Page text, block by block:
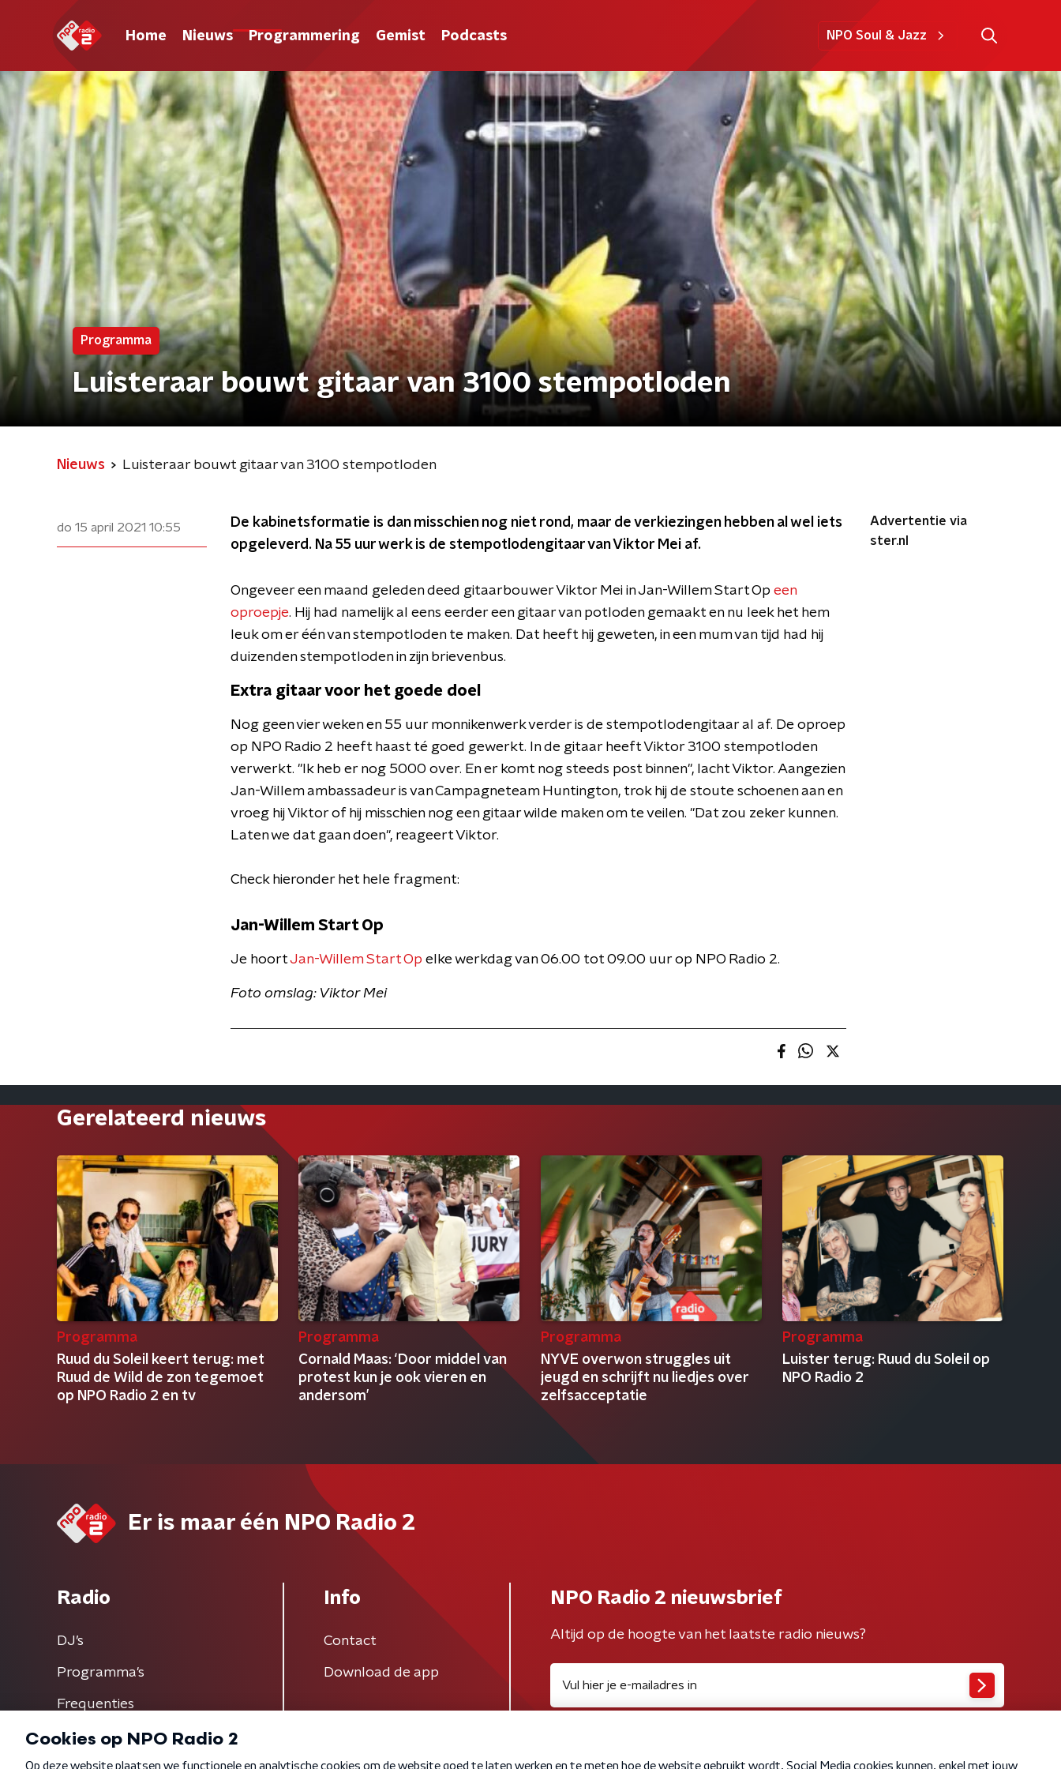
Home Nieuws Programmering Gemist Podcasts NPO Soul & Jazz
Programma
Luisteraar bouwt gitaar van 3100 stempotloden
Nieuws Luisteraar bouwt gitaar van 3100 stempotloden
do 15 april 2021 10:55
De kabinetsformatie is dan misschien nog niet rond, maar de verkiezingen hebben al wel iets
opgeleverd. Na 55 uur werk is de stempotlodengitaar van Viktor Mei af.
Ongeveer een maand geleden deed gitaarbouwer Viktor Mei in Jan-Willem Start Op een
oproepje. Hij had namelijk al eens eerder een gitaar van potloden gemaakt en nu leek het hem
leuk om er één van stempotloden te maken. Dat heeft hij geweten, in een mum van tijd had hij
duizenden stempotloden in zijn brievenbus.
Extra gitaar voor het goede doel
Nog geen vier weken en 55 uur monnikenwerk verder is de stempotlodengitaar al af. De oproep
op NPO Radio 2 heeft haast té goed gewerkt. In de gitaar heeft Viktor 3100 stempotloden
verwerkt. "Ik heb er nog 5000 over. En er komt nog steeds post binnen", lacht Viktor. Aangezien
Jan-Willem ambassadeur is van Campagneteam Huntington, trok hij de stoute schoenen aan en
vroeg hij Viktor of hij misschien nog een gitaar wilde maken om te veilen. "Dat zou zeker kunnen.
Laten we dat gaan doen", reageert Viktor.
Check hieronder het hele fragment:
Jan-Willem Start Op
Je hoortJan-Willem Start Op elke werkdag van 06.00 tot 09.00 uur op NPO Radio 2.
Foto omslag: Viktor Mei
Advertentie via
ster.nl
Gerelateerd nieuws
Programma
Ruud du Soleil keert terug: met
Ruud de Wild de zon tegemoet
op NPO Radio 2 en tv
Programma
Cornald Maas: ‘Door middel van
protest kun je ook vieren en
andersom’
Programma
NYVE overwon struggles uit
jeugd en schrijft nu liedjes over
zelfsacceptatie
Programma
Luister terug: Ruud du Soleil op
NPO Radio 2
Er is maar één NPO Radio 2
Radio
DJ’s
Programma's
Frequenties
Info
Contact
Download de app
NPO Radio 2 nieuwsbrief
Altijd op de hoogte van het laatste radio nieuws?